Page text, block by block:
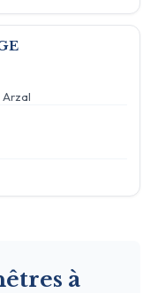
Arzal
à